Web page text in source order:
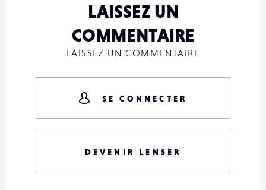
LAISSEZ UN
COMMENTAIRE
LAISSEZ UN COMMENTAIRE
SE CONNECTER
DEVENIR LENSER